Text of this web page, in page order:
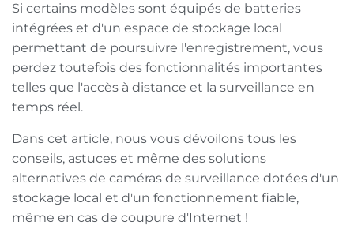
Si certains modèles sont équipés de batteries
intégrées et d'un espace de stockage local
permettant de poursuivre l'enregistrement, vous
perdez toutefois des fonctionnalités importantes
telles que l'accès à distance et la surveillance en
temps réel.
Dans cet article, nous vous dévoilons tous les
conseils, astuces et même des solutions
alternatives de caméras de surveillance dotées d'un
stockage local et d'un fonctionnement fiable,
même en cas de coupure d'Internet !